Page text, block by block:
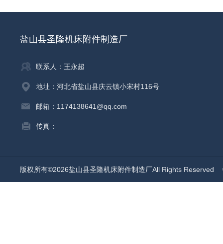
盐山县圣隆机床附件制造厂
联系人：王永超
地址：河北省盐山县庆云镇小宋村116号
邮箱：1174138641@qq.com
传真：
版权所有©2026盐山县圣隆机床附件制造厂All Rights Reserved